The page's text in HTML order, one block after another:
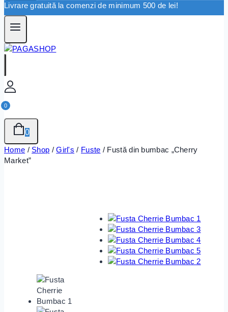
Livrare gratuită la comenzi de minimum 500 de lei!
0
0
Home / Shop / Girl's / Fuste / Fustă din bumbac „Cherry
Market”